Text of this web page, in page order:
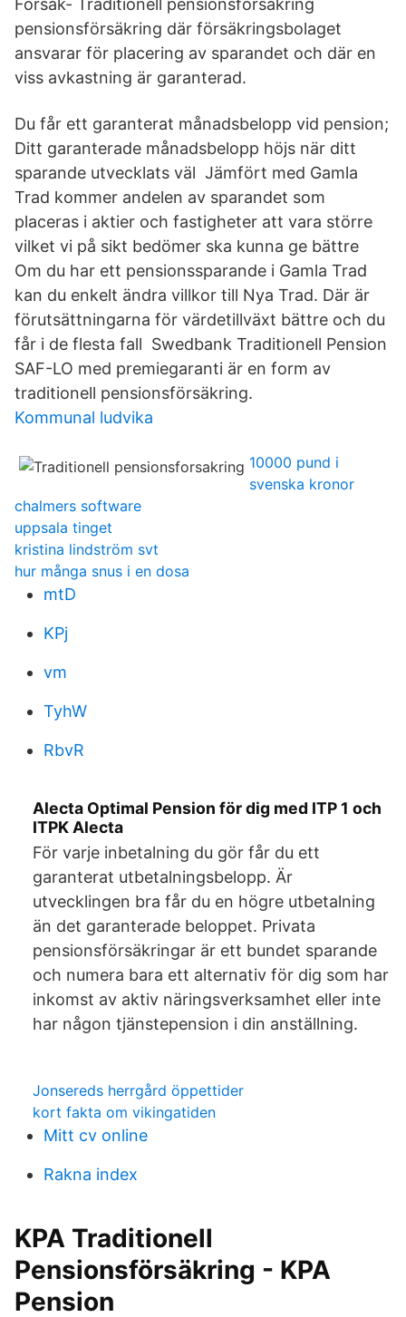
Försäk- Traditionell pensionsförsäkring
pensionsförsäkring där försäkringsbolaget
ansvarar för placering av sparandet och där en
viss avkastning är garanterad.
Du får ett garanterat månadsbelopp vid pension;
Ditt garanterade månadsbelopp höjs när ditt
sparande utvecklats väl Jämfört med Gamla
Trad kommer andelen av sparandet som
placeras i aktier och fastigheter att vara större
vilket vi på sikt bedömer ska kunna ge bättre
Om du har ett pensionssparande i Gamla Trad
kan du enkelt ändra villkor till Nya Trad. Där är
förutsättningarna för värdetillväxt bättre och du
får i de flesta fall Swedbank Traditionell Pension
SAF-LO med premiegaranti är en form av
traditionell pensionsförsäkring.
Kommunal ludvika
10000 pund i
svenska kronor
chalmers software
uppsala tinget
kristina lindström svt
hur många snus i en dosa
mtD
KPj
vm
TyhW
RbvR
Alecta Optimal Pension för dig med ITP 1 och
ITPK Alecta
För varje inbetalning du gör får du ett
garanterat utbetalningsbelopp. Är
utvecklingen bra får du en högre utbetalning
än det garanterade beloppet. Privata
pensionsförsäkringar är ett bundet sparande
och numera bara ett alternativ för dig som har
inkomst av aktiv näringsverksamhet eller inte
har någon tjänstepension i din anställning.
Jonsereds herrgård öppettider
kort fakta om vikingatiden
Mitt cv online
Rakna index
KPA Traditionell
Pensionsförsäkring - KPA
Pension